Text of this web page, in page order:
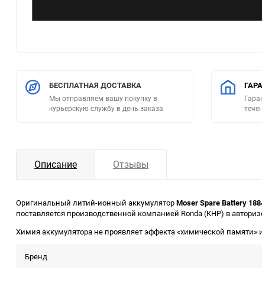
БЕСПЛАТНАЯ ДОСТАВКА
Мы отправляем вашу покупку в
курьерскую службу в день заказа
Описание Отзывы
Оригинальный литий-ионный аккумуляторMoser Spare Battery
поставляется производственной компанией Ronda (КНР) в
Химия аккумулятора не проявляет эффекта «химической
Бренд